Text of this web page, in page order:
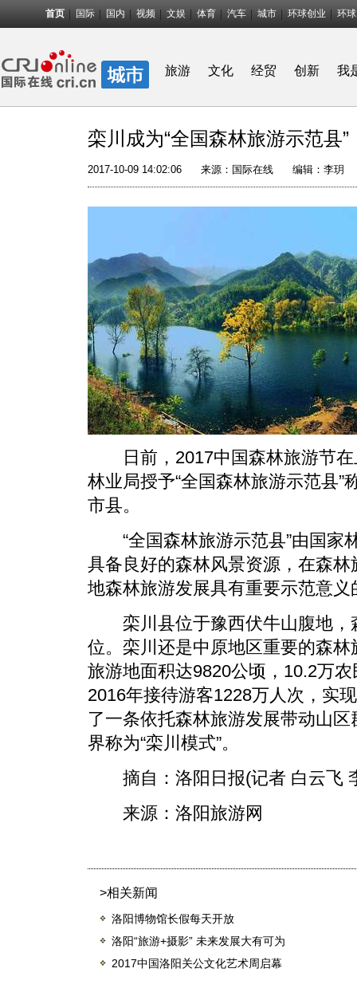
首页 国际 国内 视频 文娱 体育 汽车 城市 环球创业 环
旅游 文化 经贸 创新 我
栾川成为“全国森林旅游示范县”
2017-10-09 14:02:06 来源： 国际在线 编辑：李玥
日前，2017中国森林旅游节在
林业局授予“全国森林旅游示范县
市县。
“全国森林旅游示范县”由国家
具备良好的森林风景资源，在森
地森林旅游发展具有重要示范意
栾川县位于豫西伏牛山腹地，
位。栾川还是中原地区重要的森
旅游地面积达9820公顷，10.2万
2016年接待游客1228万人次，实
了一条依托森林旅游发展带动山
界称为“栾川模式”。
摘自：洛阳日报(记者 白云飞
来源：洛阳旅游网
>相关新闻
洛阳博物馆长假每天开放
洛阳“旅游+摄影” 未来发展大有可为
2017中国洛阳关公文化艺术周启幕